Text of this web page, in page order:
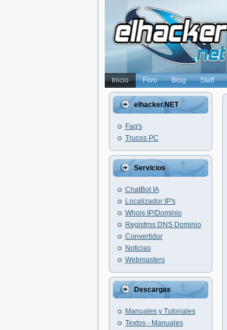
Inicio Foro Blog Staff
elhacker.NET
Faq's
Trucos PC
Servicios
ChatBot IA
Localizador IP's
Whois IP/Dominio
Registros DNS Dominio
Convertidor
Noticias
Webmasters
Descargas
Manuales y Tutoriales
Textos - Manuales